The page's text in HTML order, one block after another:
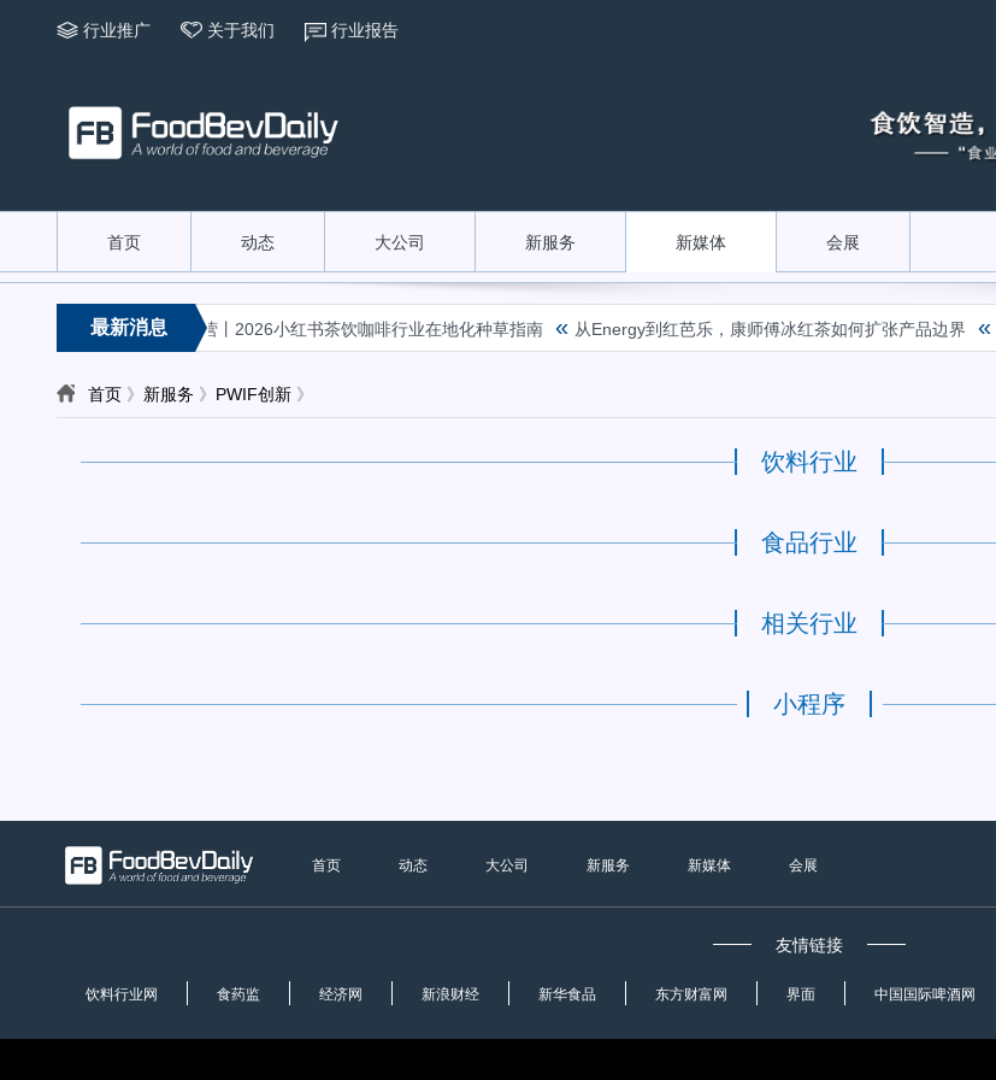
行业推广 关于我们 行业报告
首页 动态 大公司 新服务 新媒体 会展
最新消息
醇香 醉在弥勒 « 兴趣经营丨2026小红书茶饮咖啡行业在地化种草指南 « 从Energy到红芭乐，康师傅冰红茶如何扩张产品边界 «
首页 》 新服务 》 PWIF创新 》
饮料行业
食品行业
相关行业
小程序
首页 动态 大公司 新服务 新媒体 会展
友情链接
饮料行业网 食药监 经济网 新浪财经 新华食品 东方财富网 界面 中国国际啤酒网